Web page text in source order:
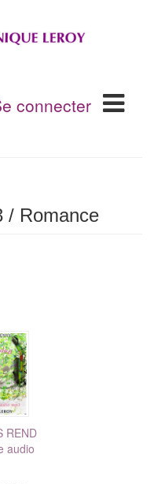
connecter
/ Romance
REND
audio